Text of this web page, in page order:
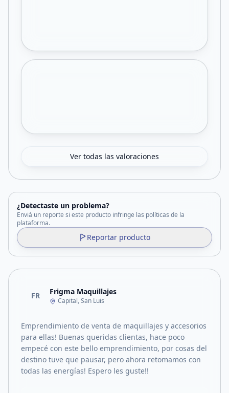
Ver todas las valoraciones
¿Detectaste un problema?
Enviá un reporte si este producto infringe las políticas de la
plataforma.
Reportar producto
FR Frigma Maquillajes
Capital, San Luis
Emprendimiento de venta de maquillajes y accesorios
para ellas! Buenas queridas clientas, hace poco
empecé con este bello emprendimiento, por cosas del
destino tuve que pausar, pero ahora retomamos con
todas las energías! Espero les guste!!